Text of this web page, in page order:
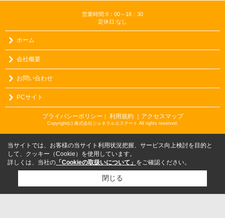
営業時間:9：00～18：30
定休日:なし
ホーム
会社概要
お問い合わせ
PCサイト
プライバシーポリシー ｜ 利用規約 ｜アクセスマップ
Copyright(c) 株式会社ジェネラルエステート All rights reserved.
当サイトでは、お客様の当サイト利用状況把握、サービス向上検討を目的と
して、クッキー（Cookie）を使用しています。
詳しくは、当社の 「Cookieの取扱いについて」 をご確認ください。
閉じる